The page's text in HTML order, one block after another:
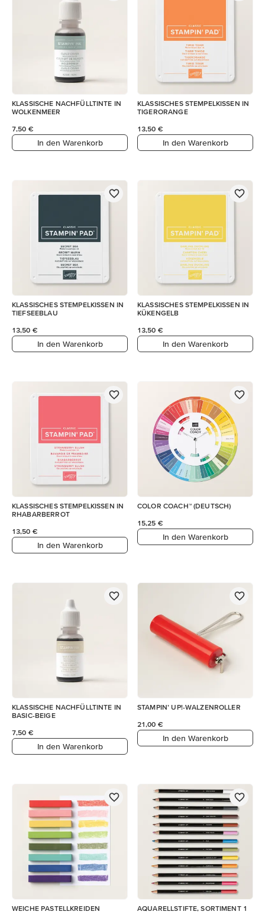
KLASSISCHE NACHFÜLLTINTE IN
WOLKENMEER
7,50 €
In den Warenkorb
KLASSISCHES STEMPELKISSEN IN
TIGERORANGE
13,50 €
In den Warenkorb
KLASSISCHES STEMPELKISSEN IN
TIEFSEEBLAU
13,50 €
In den Warenkorb
KLASSISCHES STEMPELKISSEN IN
KÜKENGELB
13,50 €
In den Warenkorb
KLASSISCHES STEMPELKISSEN IN
RHABARBERROT
13,50 €
In den Warenkorb
COLOR COACH™ (DEUTSCH)
15,25 €
In den Warenkorb
KLASSISCHE NACHFÜLLTINTE IN
BASIC-BEIGE
7,50 €
In den Warenkorb
STAMPIN’ UP!-WALZENROLLER
21,00 €
In den Warenkorb
WEICHE PASTELLKREIDEN AQUARELLSTIFTE, SORTIMENT 1